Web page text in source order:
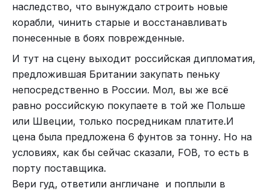
наследство, что вынуждало строить новые
корабли, чинить старые и восстанавливать
понесенные в боях поврежденные.
И тут на сцену выходит российская дипломатия,
предложившая Британии закупать пеньку
непосредственно в России. Мол, вы же всё
равно российскую покупаете в той же Польше
или Швеции, только посредникам платите.И
цена была предложена 6 фунтов за тонну. Но на
условиях, как бы сейчас сказали, FOB, то есть в
порту поставщика.
Вери гуд, ответили англичане и поплыли в